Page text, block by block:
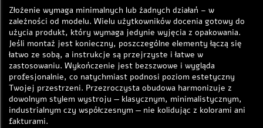
Złożenie wymaga minimalnych lub żadnych działań – w
zależności od modelu. Wielu użytkowników docenia gotowy do
użycia produkt, który wymaga jedynie wyjęcia z opakowania.
Jeśli montaż jest konieczny, poszczególne elementy łączą się
łatwo ze sobą, a instrukcje są przejrzyste i łatwe w
zastosowaniu. Wykończenie jest bezszwowe i wygląda
profesjonalnie, co natychmiast podnosi poziom estetyczny
Twojej przestrzeni. Przezroczysta obudowa harmonizuje z
dowolnym stylem wystroju — klasycznym, minimalistycznym,
industrialnym czy współczesnym — nie kolidując z kolorami ani
fakturami.